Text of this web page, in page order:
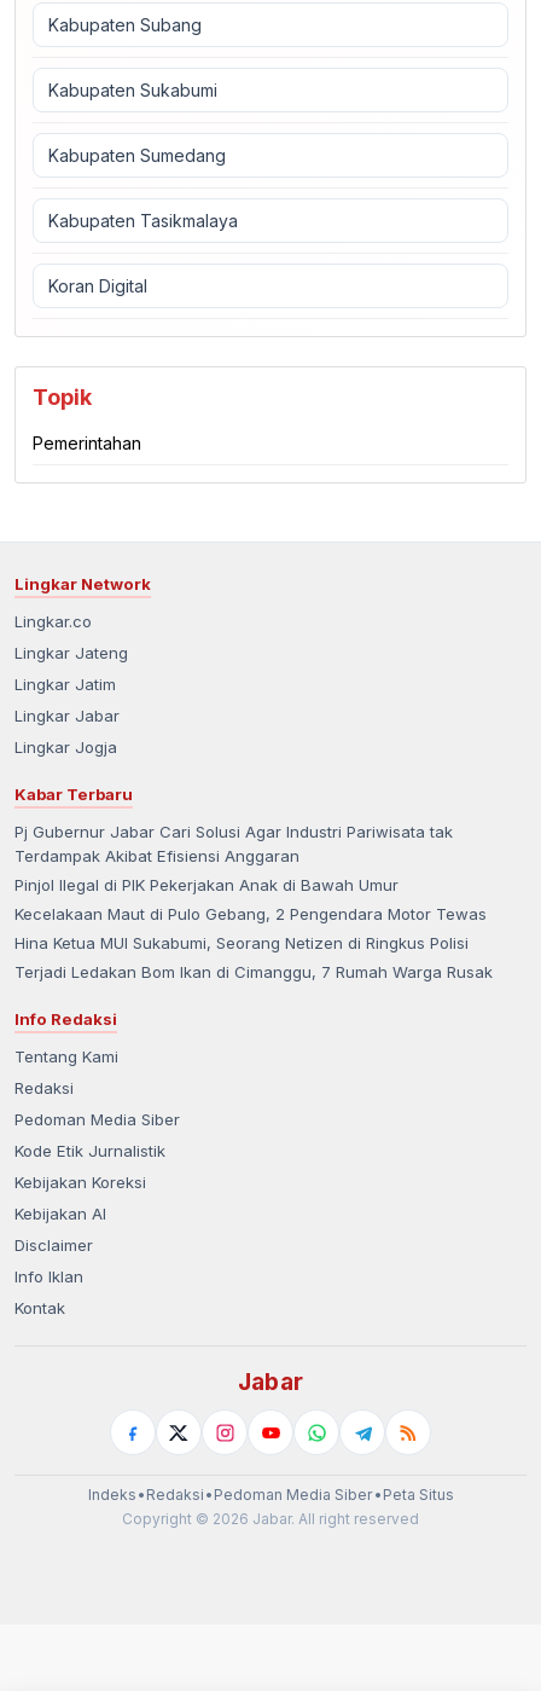
Kabupaten Subang
Kabupaten Sukabumi
Kabupaten Sumedang
Kabupaten Tasikmalaya
Koran Digital
Topik
Pemerintahan
Lingkar Network
Lingkar.co
Lingkar Jateng
Lingkar Jatim
Lingkar Jabar
Lingkar Jogja
Kabar Terbaru
Pj Gubernur Jabar Cari Solusi Agar Industri Pariwisata tak
Terdampak Akibat Efisiensi Anggaran
Pinjol Ilegal di PIK Pekerjakan Anak di Bawah Umur
Kecelakaan Maut di Pulo Gebang, 2 Pengendara Motor Tewas
Hina Ketua MUI Sukabumi, Seorang Netizen di Ringkus Polisi
Terjadi Ledakan Bom Ikan di Cimanggu, 7 Rumah Warga Rusak
Info Redaksi
Tentang Kami
Redaksi
Pedoman Media Siber
Kode Etik Jurnalistik
Kebijakan Koreksi
Kebijakan AI
Disclaimer
Info Iklan
Kontak
Jabar
Indeks • Redaksi • Pedoman Media Siber• Peta Situs
Copyright © 2026 Jabar. All right reserved